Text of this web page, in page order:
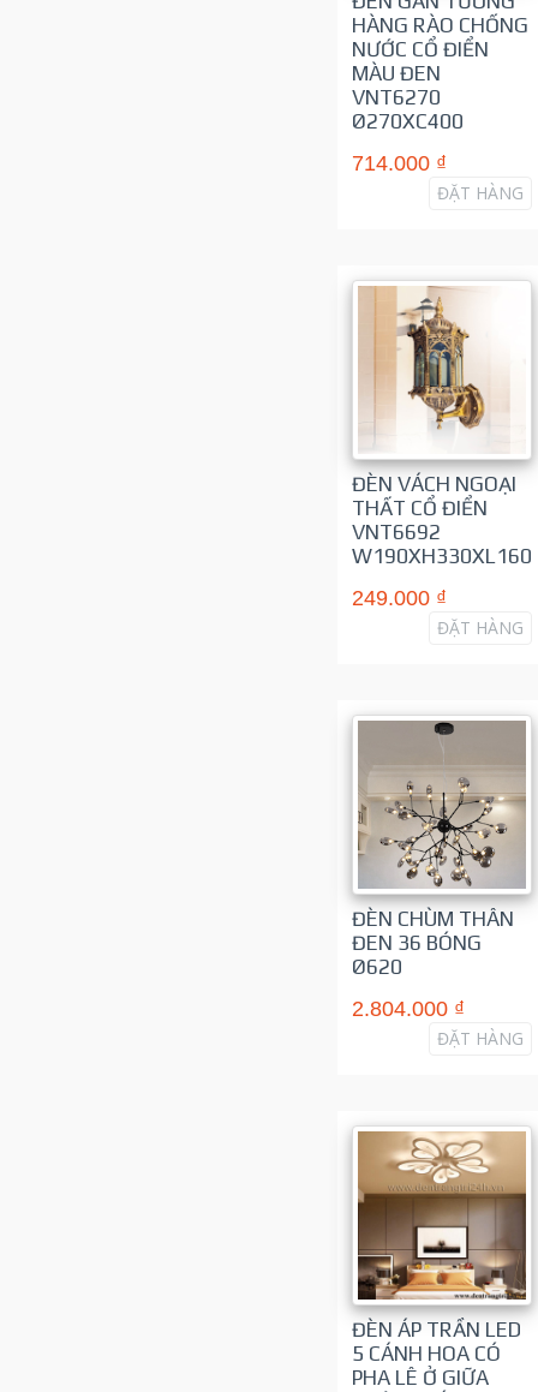
HÀNG RÀO CHỐNG
NƯỚC CỔ ĐIỂN
MÀU ĐEN
VNT6270
Ø270XC400
714.000 ₫
ĐẶT HÀNG
ĐÈN VÁCH NGOẠI
THẤT CỔ ĐIỂN
VNT6692
W190XH330XL160
249.000 ₫
ĐẶT HÀNG
ĐÈN CHÙM THÂN
ĐEN 36 BÓNG
Ø620
2.804.000 ₫
ĐẶT HÀNG
ĐÈN ÁP TRẦN LED
5 CÁNH HOA CÓ
PHA LÊ Ở GIỮA